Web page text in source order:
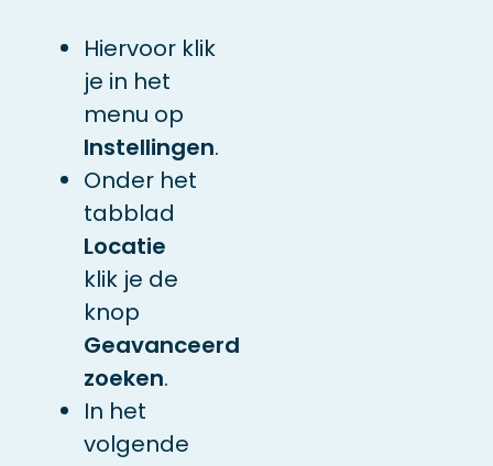
Hiervoor klik
je in het
menu op
Instellingen.
Onder het
tabblad
Locatie
klik je de
knop
Geavanceerd
zoeken.
In het
volgende